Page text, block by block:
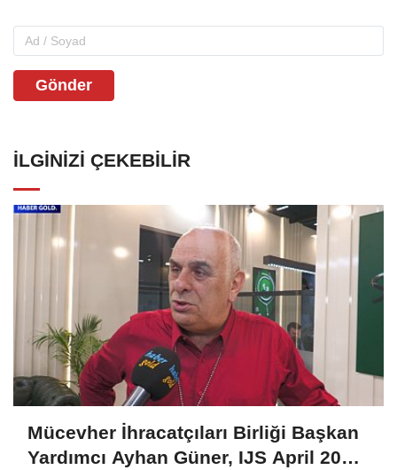
Gönder
İLGINIZI ÇEKEBILIR
Mücevher İhracatçıları Birliği Başkan
Yardımcı Ayhan Güner, IJS April 2025